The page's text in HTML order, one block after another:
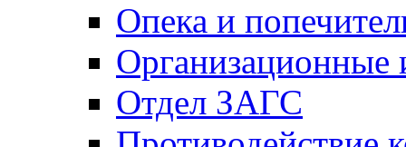
Опека и
Отдел ЗАГС